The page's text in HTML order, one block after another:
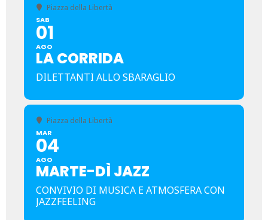
Piazza della Libertà
SAB
01
AGO
LA CORRIDA
DILETTANTI ALLO SBARAGLIO
Piazza della Libertà
MAR
04
AGO
MARTE-DÌ JAZZ
CONVIVIO DI MUSICA E ATMOSFERA CON
JAZZFEELING